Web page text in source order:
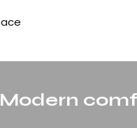
Modern